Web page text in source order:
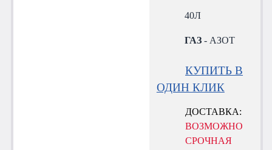
40Л
ГАЗ - АЗОТ
КУПИТЬ В
ОДИН КЛИК
ДОСТАВКА:
ВОЗМОЖНО
СРОЧНАЯ